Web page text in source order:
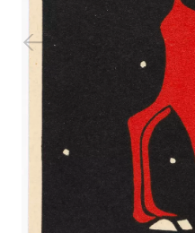
Vorheriger Slide